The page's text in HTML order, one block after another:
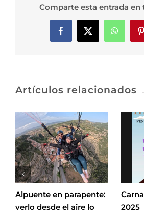
Comparte esta entrada en
Facebook
X
Artículos relacionados
Alpuente en parapente:
verlo desde el aire lo
2025